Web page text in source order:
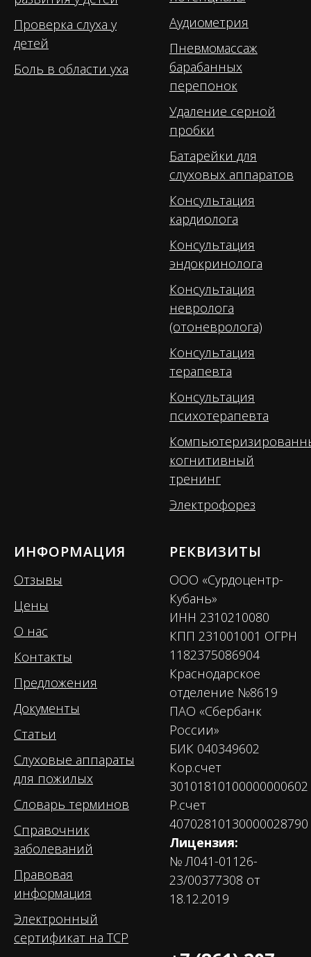
Проверка слуха у
детей
Боль в области уха
Аудиометрия
Пневмомассаж
барабанных
перепонок
Удаление серной
пробки
Батарейки для
слуховых аппаратов
Консультация
кардиолога
Консультация
эндокринолога
Консультация
невролога
(отоневролога)
Консультация
терапевта
Консультация
психотерапевта
когнитивный
тренинг
Электрофорез
ИНФОРМАЦИЯ
Отзывы
Цены
О нас
Контакты
Предложения
Документы
Статьи
Слуховые аппараты
для пожилых
Словарь терминов
Справочник
заболеваний
Правовая
информация
Электронный
сертификат на ТСР
РЕКВИЗИТЫ
ООО «Сурдоцентр-
Кубань»
ИНН 2310210080
КПП 231001001 ОГРН
1182375086904
Краснодарское
отделение №8619
ПАО «Сбербанк
России»
БИК 040349602
Кор.счет
30101810100000000602
Р.счет
40702810130000028790
Лицензия:
№ Л041-01126-
23/00377308 от
18.12.2019